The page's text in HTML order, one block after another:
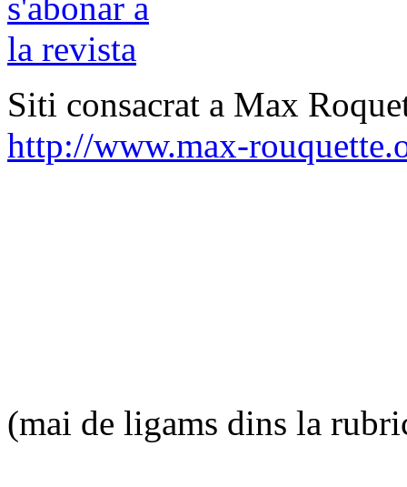
Siti consacrat a Max
http://www.max-
(mai de ligams dins la